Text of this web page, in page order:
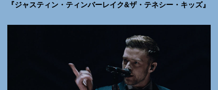
『ジャスティン・ティンバーレイク&ザ・テネシー・キッズ』